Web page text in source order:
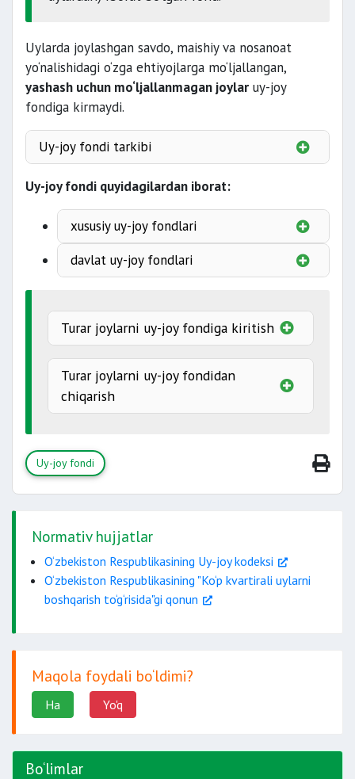
Uylarda joylashgan savdo, maishiy va nosanoat
yo‘nalishidagi o‘zga ehtiyojlarga mo‘ljallangan,
yashash uchun mo‘ljallanmagan joylar uy-joy
fondiga kirmaydi.
Uy-joy fondi tarkibi
xizmat
maqsadli uylar.
Uy-joy fondi quyidagilardan iborat:
xususiy uy-joy fondlari
xususiylashtirilgan
sotib olingan
jamoat fondlari
davlat uy-joy fondlari
fondi;
idoraviy
uy-joy fondi;
ijtimoiy jihatdan himoyalanmagan,
Turar joylarni uy-joy fondiga kiritish
Turar joylarni uy-joy fondidan
chiqarish
avariya
buzilganda;
Uy-joy fondi
Normativ hujjatlar
O‘zbekiston Respublikasining Uy-joy kodeksi
O‘zbekiston Respublikasining "Ko‘p kvartirali uylarni
boshqarish to‘g‘risida"gi qonun
Maqola foydali bo‘ldimi?
Ha Yo'q
Bo‘limlar